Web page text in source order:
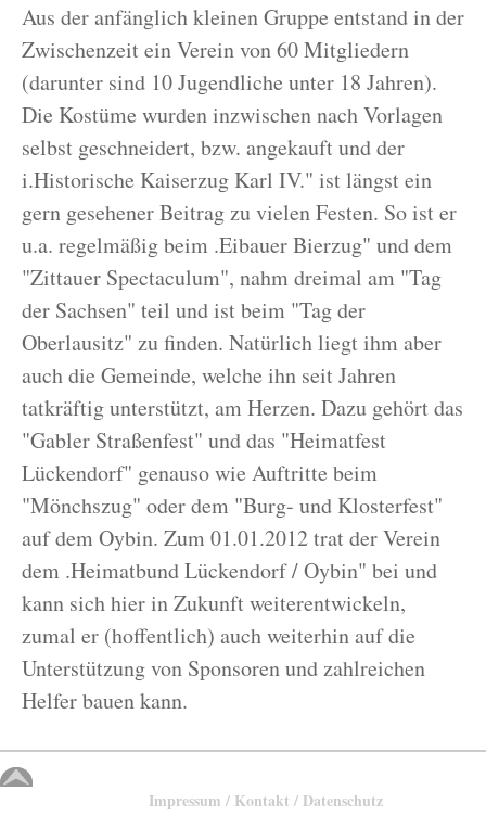
Aus der anfänglich kleinen Gruppe entstand in der
Zwischenzeit ein Verein von 60 Mitgliedern
(darunter sind 10 Jugendliche unter 18 Jahren).
Die Kostüme wurden inzwischen nach Vorlagen
selbst geschneidert, bzw. angekauft und der
i.Historische Kaiserzug Karl IV." ist längst ein
gern gesehener Beitrag zu vielen Festen. So ist er
u.a. regelmäßig beim .Eibauer Bierzug" und dem
"Zittauer Spectaculum", nahm dreimal am "Tag
der Sachsen" teil und ist beim "Tag der
Oberlausitz" zu finden. Natürlich liegt ihm aber
auch die Gemeinde, welche ihn seit Jahren
tatkräftig unterstützt, am Herzen. Dazu gehört das
"Gabler Straßenfest" und das "Heimatfest
Lückendorf" genauso wie Auftritte beim
"Mönchszug" oder dem "Burg- und Klosterfest"
auf dem Oybin. Zum 01.01.2012 trat der Verein
dem .Heimatbund Lückendorf / Oybin" bei und
kann sich hier in Zukunft weiterentwickeln,
zumal er (hoffentlich) auch weiterhin auf die
Unterstützung von Sponsoren und zahlreichen
Helfer bauen kann.
Impressum / Kontakt / Datenschutz